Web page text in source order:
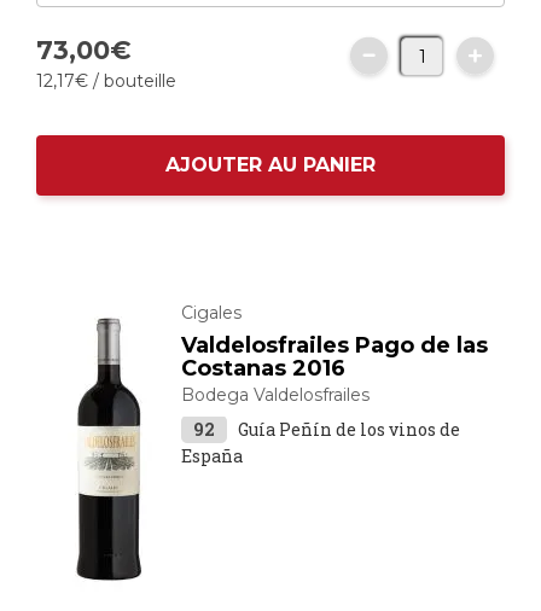
73,00€
12,17€ / bouteille
AJOUTER AU PANIER
Cigales
Valdelosfrailes Pago de las
Costanas 2016
Bodega Valdelosfrailes
92
Guía Peñín de los vinos de
España